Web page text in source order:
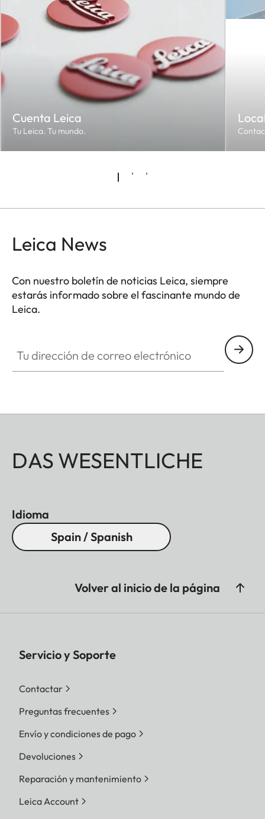
Cuenta Leica
Tu Leica. Tu mundo.
Leica News
Con nuestro boletín de noticias Leica, siempre
estarás informado sobre el fascinante mundo de
Leica.
DAS WESENTLICHE
Idioma
Spain / Spanish
Volver al inicio de la página
Servicio y Soporte
Contactar
Preguntas frecuentes
Envío y condiciones de pago
Devoluciones
Reparación y mantenimiento
Leica Account